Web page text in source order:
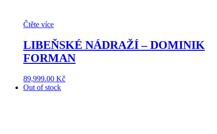
Čtěte více
LIBEŇSKÉ NÁDRAŽÍ – DOMINIK
FORMAN
89,999.00 Kč
Out of stock